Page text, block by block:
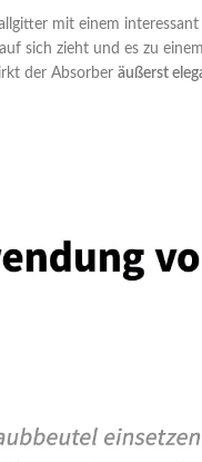
mit einem interessant
sich zieht und es zu
der Absorber äußerst